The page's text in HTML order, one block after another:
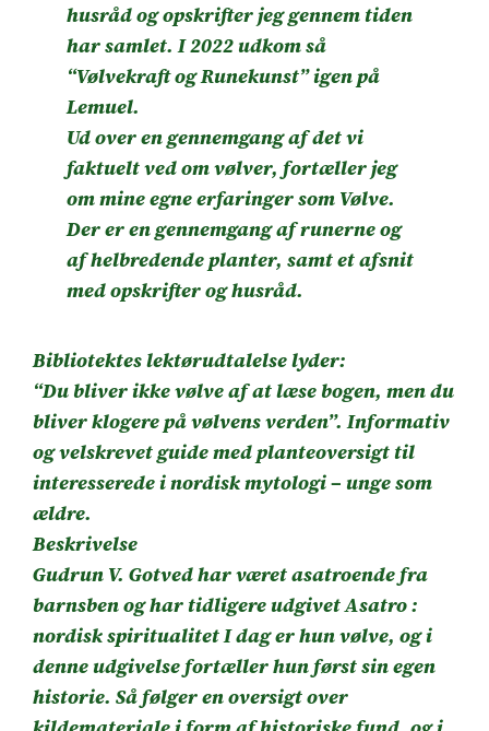
husråd og opskrifter jeg gennem tiden
har samlet. I 2022 udkom så
“Vølvekraft og Runekunst” igen på
Lemuel.
Ud over en gennemgang af det vi
faktuelt ved om vølver, fortæller jeg
om mine egne erfaringer som Vølve.
Der er en gennemgang af runerne og
af helbredende planter, samt et afsnit
med opskrifter og husråd.
Bibliotektes lektørudtalelse lyder:
“Du bliver ikke vølve af at læse bogen, men du
bliver klogere på vølvens verden”. Informativ
og velskrevet guide med planteoversigt til
interesserede i nordisk mytologi – unge som
ældre.
Beskrivelse
Gudrun V. Gotved har været asatroende fra
barnsben og har tidligere udgivet Asatro :
nordisk spiritualitet I dag er hun vølve, og i
denne udgivelse fortæller hun først sin egen
historie. Så følger en oversigt over